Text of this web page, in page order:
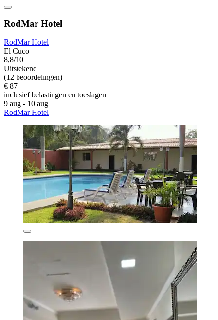
RodMar Hotel
RodMar Hotel
El Cuco
8,8/10
Uitstekend
(12 beoordelingen)
€ 87
inclusief belastingen en toeslagen
9 aug - 10 aug
RodMar Hotel